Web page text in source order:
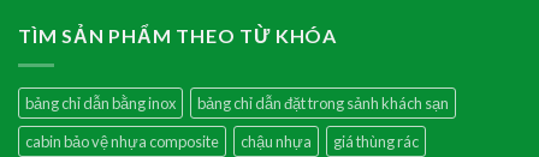
TÌM SẢN PHẨM THEO TỪ KHÓA
bảng chỉ dẫn bằng inox
bảng chỉ dẫn đặt trong sảnh khách sạn
cabin bảo vệ nhựa composite
chậu nhựa
giá thùng rác